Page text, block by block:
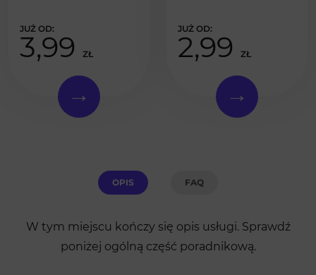
3,99 ZŁ 2,99 ZŁ
OPIS FAQ
W tym miejscu kończy się opis usługi. Sprawdź
poniżej ogólną część poradnikową.